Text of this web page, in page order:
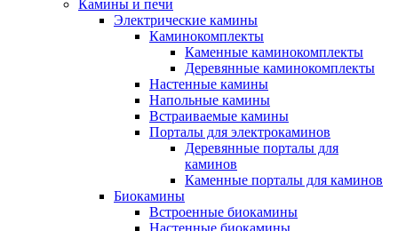
Камины и печи
Электрические камины
Каминокомплекты
Каменные каминокомплекты
Деревянные каминокомплекты
Настенные камины
Напольные камины
Встраиваемые камины
Порталы для электрокаминов
Деревянные порталы для
каминов
Каменные порталы для каминов
Биокамины
Встроенные биокамины
Настенные биокамины